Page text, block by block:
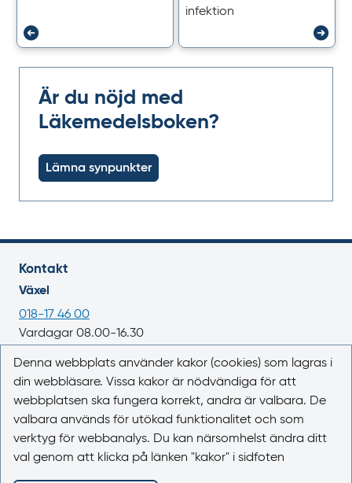
infektion
Är du nöjd med
Läkemedelsboken?
Lämna synpunkter
Kontakt
Växel
018-17 46 00
Vardagar 08.00-16.30
E-post
registrator@lakemedelsverket.se
Om webbplatsen
Om Läkemedelsboken
Kontakta oss
Denna webbplats använder kakor (cookies) som lagras i
din webbläsare. Vissa kakor är nödvändiga för att
webbplatsen ska fungera korrekt, andra är valbara. De
valbara används för utökad funktionalitet och som
verktyg för webbanalys. Du kan närsomhelst ändra ditt
val genom att klicka på länken "kakor" i sidfoten